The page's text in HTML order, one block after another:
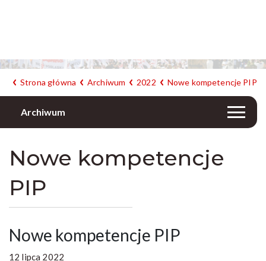
Strona główna Archiwum 2022 Nowe kompetencje PIP
Archiwum
Nowe kompetencje
PIP
Nowe kompetencje PIP
12 lipca 2022